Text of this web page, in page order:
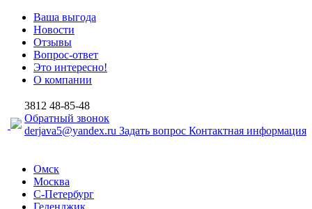
Ваша выгода
Новости
Отзывы
Вопрос-ответ
Это интересно!
О компании
3812 48-85-48
Обратный звонок
derjava5@yandex.ru Задать вопрос Контактная информация
Омск
Москва
С-Петербург
Геленджик